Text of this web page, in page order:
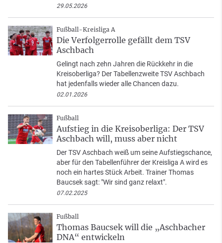
29.05.2026
Fußball-Kreisliga A
Die Verfolgerrolle gefällt dem TSV
Aschbach
Gelingt nach zehn Jahren die Rückkehr in die
Kreisoberliga? Der Tabellenzweite TSV Aschbach
hat jedenfalls wieder alle Chancen dazu.
02.01.2026
Fußball
Aufstieg in die Kreisoberliga: Der TSV
Aschbach will, muss aber nicht
Der TSV Aschbach weiß um seine Aufstiegschance,
aber für den Tabellenführer der Kreisliga A wird es
noch ein hartes Stück Arbeit. Trainer Thomas
Baucsek sagt: "Wir sind ganz relaxt".
07.02.2025
Fußball
Thomas Baucsek will die „Aschbacher
DNA“ entwickeln